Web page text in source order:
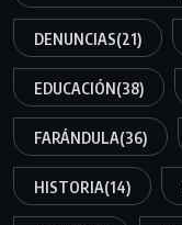
DENUNCIAS(21)
EDUCACIÓN(38)
FARÁNDULA(36)
HISTORIA(14)